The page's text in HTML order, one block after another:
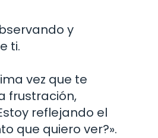
y
ti.
vez que te
frustración,
reflejando el
que quiero ver?».